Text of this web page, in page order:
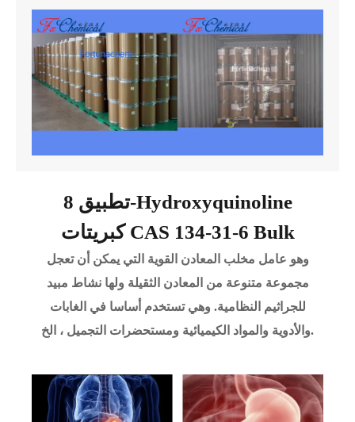
تطبيق 8-Hydroxyquinoline
كبريتات CAS 134-31-6 Bulk
وهو عامل مخلب المعادن القوية التي يمكن أن تعجل
مجموعة متنوعة من المعادن الثقيلة ولها نشاط مبيد
للجراثيم النظامية. وهي تستخدم أساسا في الغابات
والأدوية والمواد الكيميائية ومستحضرات التجميل ، الخ.